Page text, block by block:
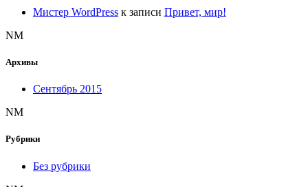
Мистер WordPress к записи Привет, мир!
NM
Архивы
Сентябрь 2015
NM
Рубрики
Без рубрики